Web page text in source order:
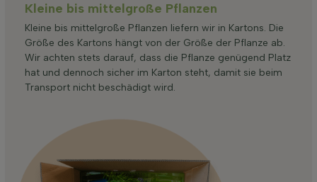
Kleine bis mittelgroße Pflanzen
Kleine bis mittelgroße Pflanzen liefern wir in Kartons. Die
Größe des Kartons hängt von der Größe der Pflanze ab.
Wir achten stets darauf, dass die Pflanze genügend Platz
hat und dennoch sicher im Karton steht, damit sie beim
Transport nicht beschädigt wird.